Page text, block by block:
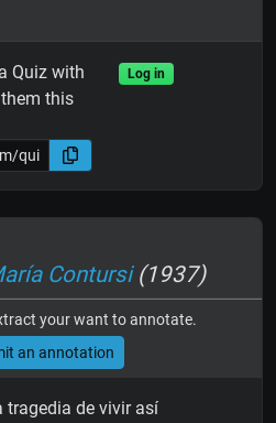
Quiz with
this
Log in
Contursi(1937)
your want to annotate.
an annotation
tragedia de vivir así